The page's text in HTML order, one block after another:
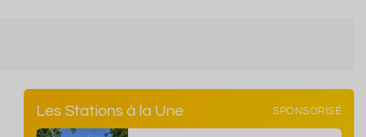
Les Stations à la Une SPONSORISÉ